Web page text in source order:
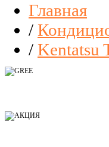
Главная
/
/ Kentatsu